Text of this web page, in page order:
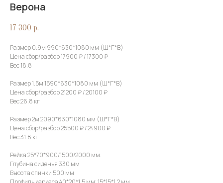
Верона
17 300 р.
Размер 0.9м 990*630*1080 мм (Ш*Г*В)
Цена сбор/разбор 17900 ₽ / 17300 ₽
Вес 18.8
Размер 1.5м 1590*630*1080 мм (Ш*Г*В)
Цена сбор/разбор 21200 ₽ / 20100 ₽
Вес 26.8 кг
Размер 2м 2090*630*1080 мм (Ш*Г*В)
Цена сбор/разбор 25500 ₽ / 24900 ₽
Вес 31.8 кг
Рейка 25*70*900/1500/2000 мм.
Глубина сиденья 330 мм
Высота спинки 500 мм